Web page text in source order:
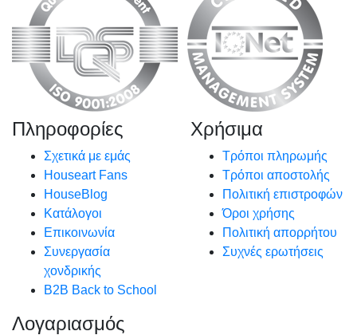
Πληροφορίες
Σχετικά με εμάς
Houseart Fans
HouseBlog
Κατάλογοι
Επικοινωνία
Συνεργασία
χονδρικής
B2B Back to School
Χρήσιμα
Τρόποι πληρωμής
Τρόποι αποστολής
Πολιτική επιστροφών
Όροι χρήσης
Πολιτική απορρήτου
Συχνές ερωτήσεις
Λογαριασμός